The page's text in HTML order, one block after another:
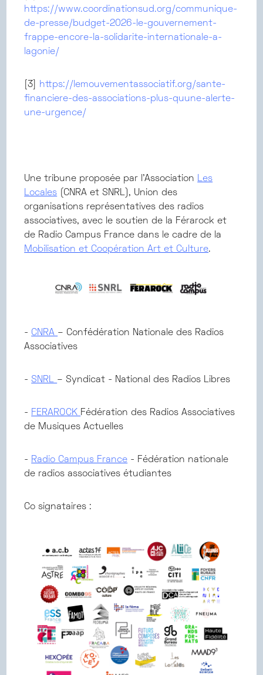
https://www.coordinationsud.org/communique-
de-presse/budget-2026-le-gouvernement-
frappe-encore-la-solidarite-internationale-a-
lagonie/
[3]
https://lemouvementassociatif.org/sante-
financiere-des-associations-plus-quune-alerte-
une-urgence/
Une tribune proposée par l’Association Les
Locales (CNRA et SNRL), Union des
organisations représentatives des radios
associatives, avec le soutien de la Férarock et
de Radio Campus France dans le cadre de la
Mobilisation et Coopération Art et Culture.
- CNRA – Confédération Nationale des Radios
Associatives
- SNRL – Syndicat - National des Radios Libres
- FERAROCK Fédération des Radios Associatives
de Musiques Actuelles
- Radio Campus France - Fédération nationale
de radios associatives étudiantes
Co signataires :